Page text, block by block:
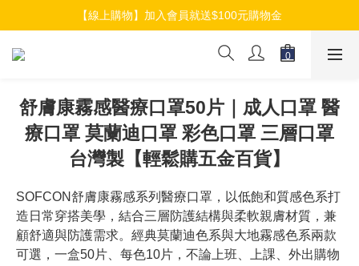
【線上購物】加入會員就送$100元購物金
【線上購物】加入會員就送$100元購物金
【線上購物】介紹好友加入會員再拿$50折扣金
舒膚康霧感醫療口罩50片｜成人口罩 醫
療口罩 莫蘭迪口罩 彩色口罩 三層口罩
台灣製【輕鬆購五金百貨】
SOFCON舒膚康霧感系列醫療口罩，以低飽和質感色系打
造日常穿搭美學，結合三層防護結構與柔軟親膚材質，兼
顧舒適與防護需求。經典莫蘭迪色系與大地霧感色系兩款
可選，一盒50片、每色10片，不論上班、上課、外出購物